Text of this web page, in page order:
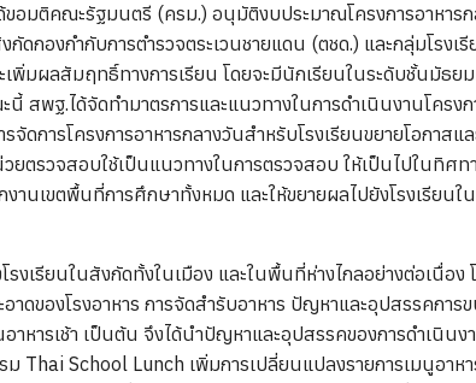
ขอมติคณะรัฐมนตรี (ครม.) อนุมัติงบประมาณโครงการอาหาร
องกำกับการตำรวจตระเวนชายแดน (ตชด.) และกลุ่มโรงเ
มผลสัมฤทธิ์ทางการเรียน โดยจะมีนักเรียนในระดับชั้นมัธย
พฐ.ได้จัดทำมาตรการและแนวทางในการดำเนินงานโครง
การโครงการอาหารกลางวันสำหรับโรงเรียนขยายโอกาสแล
ยตรวจสอบใช้เป็นแนวทางในการตรวจสอบ ให้เป็นไปในทิศ
านเขตพื้นที่การศึกษาทั้งหมด และให้ขยายผลไปยังโรงเรียน
เรียนในสังกัดทั้งในเมือง และในพื้นที่ห่างไกลอย่างต่อเนื่อง
าดของโรงอาหาร การจัดสำรับอาหาร ปัญหาและอุปสรรคกา
หารเช้า เป็นต้น จึงได้นำปัญหาและอุปสรรคของการดำเนินง
School Lunch เพิ่มการเปลี่ยนแปลงรายการเมนูอาห